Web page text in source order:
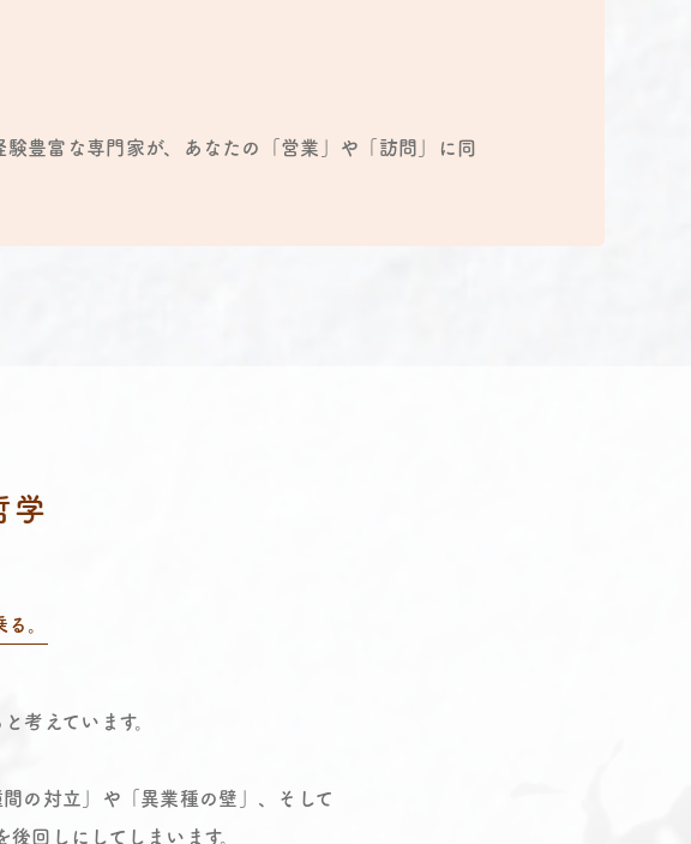
豊富な専門家が、あなたの「営業」や「訪問」に同
学
。
考えています。
の対立」や「異業種の壁」、そして
回しにしてしまいます。